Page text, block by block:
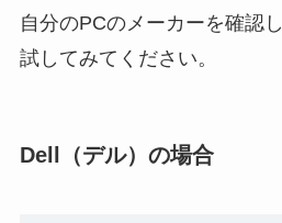
自分のPCのメーカーを確認
試してみてください。
Dell（デル）の場合